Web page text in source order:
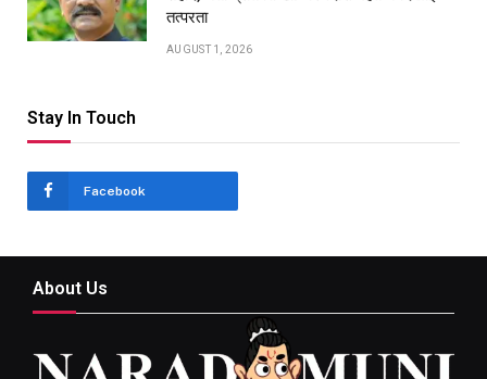
तत्परता
AUGUST 1, 2026
Stay In Touch
Facebook
About Us